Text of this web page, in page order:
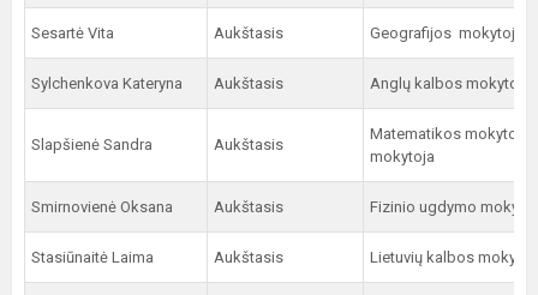
Sesartė Vita Aukštasis Geografijos mokytoja
Sylchenkova Kateryna Aukštasis Anglų kalbos mokytoja
Slapšienė Sandra Aukštasis
Matematikos mokytoja
mokytoja
Smirnovienė Oksana Aukštasis Fizinio ugdymo
Stasiūnaitė Laima Aukštasis Lietuvių kalbos